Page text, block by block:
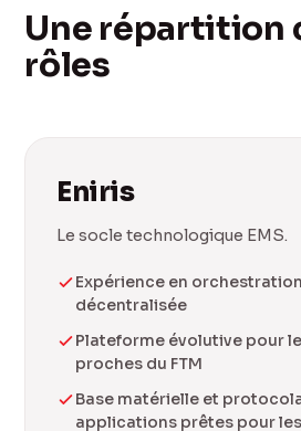
Une répartition
rôles
Eniris
Le socle technologique EMS.
Expérience en
décentralisée
Plateforme évolutive pour
proches du FTM
Base matérielle et
applications prêtes pour